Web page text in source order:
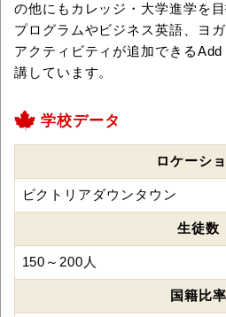
の他にもカレッジ・大学進学を
プログラムやビジネス英語、ヨ
アクティビティが追加できる
講しています。
学校データ
ロケーシ
ビクトリアダウンタウン
生徒数
150～200人
国籍比率